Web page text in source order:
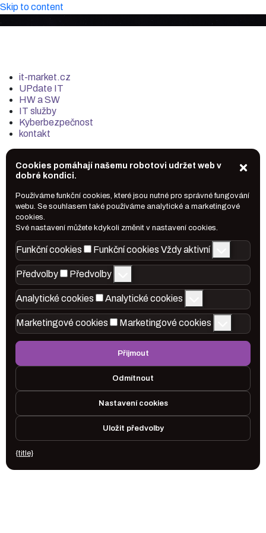
Skip to content
it-market.cz
UPdate IT
HW a SW
IT služby
Kyberbezpečnost
kontakt
Cookies pomáhají našemu robotovi udržet web v
dobré kondici.
Používáme funkční cookies, které jsou nutné pro správné fungování
webu. Se souhlasem také používáme analytické a marketingové
cookies.
Své nastavení můžete kdykoli změnit v nastavení cookies.
Funkční cookies Funkční cookies Vždy aktivní
Předvolby Předvolby
Analytické cookies Analytické cookies
Marketingové cookies Marketingové cookies
Přijmout
Odmítnout
Nastavení cookies
Uložit předvolby
{title}